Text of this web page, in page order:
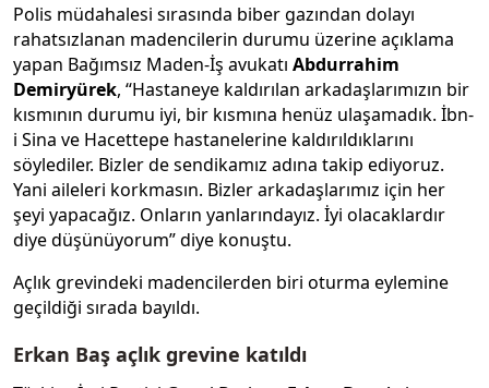
Polis müdahalesi sırasında biber gazından dolayı
rahatsızlanan madencilerin durumu üzerine açıklama
yapan Bağımsız Maden-İş avukatı Abdurrahim
Demiryürek, “Hastaneye kaldırılan arkadaşlarımızın bir
kısmının durumu iyi, bir kısmına henüz ulaşamadık. İbn-
i Sina ve Hacettepe hastanelerine kaldırıldıklarını
söylediler. Bizler de sendikamız adına takip ediyoruz.
Yani aileleri korkmasın. Bizler arkadaşlarımız için her
şeyi yapacağız. Onların yanlarındayız. İyi olacaklardır
diye düşünüyorum” diye konuştu.
Açlık grevindeki madencilerden biri oturma eylemine
geçildiği sırada bayıldı.
Erkan Baş açlık grevine katıldı